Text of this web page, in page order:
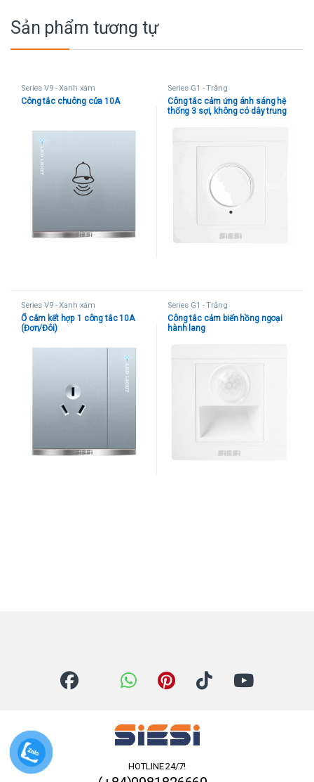
Sản phẩm tương tự
Series V9 - Xanh xám
Công tắc chuông cửa 10A
Series G1 - Trắng
Công tắc cảm ứng ánh sáng hệ
thống 3 sợi, không có dây trung
Series V9 - Xanh xám
Ổ cắm kết hợp 1 công tắc 10A
(Đơn/Đôi)
Series G1 - Trắng
Công tắc cảm biến hồng ngoại
hành lang
HOTLINE 24/7!